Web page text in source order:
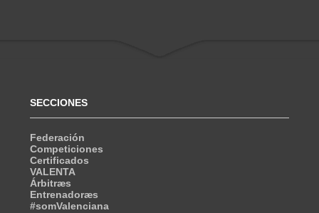
SECCIONES
Federación
Competiciones
Certificados
VALENTA
Árbitræs
Entrenadoræs
#somValenciana